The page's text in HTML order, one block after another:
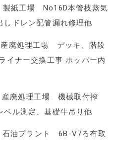
場 No16D本管枝蒸気
ドレン配管漏れ修理他
理工場 デッキ、階段
イナー交換工事 ホッパー内
廃処理工場 機械取付搾
ベル測定、基礎牛吊り他
プラント 6B-V7ろ布取